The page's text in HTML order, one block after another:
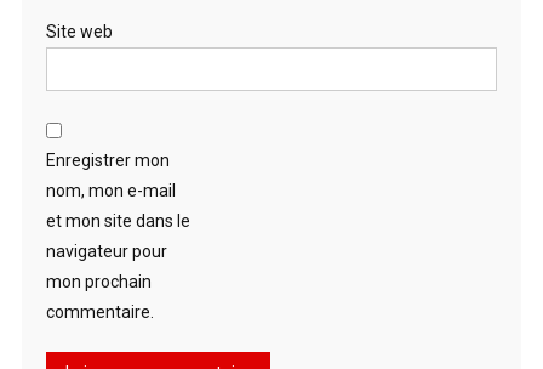
Site web
Enregistrer mon
nom, mon e-mail
et mon site dans le
navigateur pour
mon prochain
commentaire.